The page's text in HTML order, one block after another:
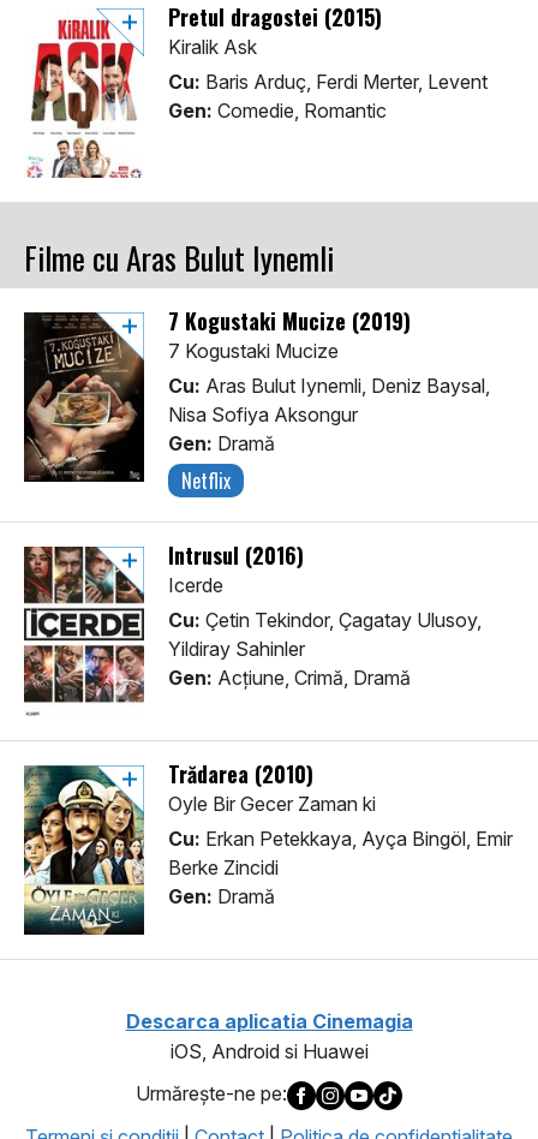
Pretul dragostei (2015)
Kiralik Ask
Cu: Baris Arduç, Ferdi Merter, Levent
Gen: Comedie, Romantic
Filme cu Aras Bulut Iynemli
7 Kogustaki Mucize (2019)
7 Kogustaki Mucize
Cu: Aras Bulut Iynemli, Deniz Baysal,
Nisa Sofiya Aksongur
Gen: Dramă
Netflix
Intrusul (2016)
Icerde
Cu: Çetin Tekindor, Çagatay Ulusoy,
Yildiray Sahinler
Gen: Acţiune, Crimă, Dramă
Trădarea (2010)
Oyle Bir Gecer Zaman ki
Cu: Erkan Petekkaya, Ayça Bingöl, Emir
Berke Zincidi
Gen: Dramă
Descarca aplicatia Cinemagia
iOS, Android si Huawei
Urmăreşte-ne pe: